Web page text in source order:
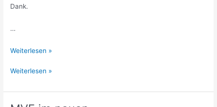
Dank.
…
Die
Jahreszeit
vorbei
Weiterlesen »
Die
Jahreszeit
ist
Weiterlesen »